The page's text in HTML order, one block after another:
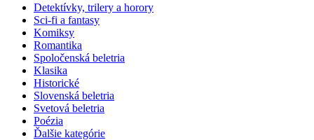
Detektívky, trilery a horory
Sci-fi a fantasy
Komiksy
Romantika
Spoločenská beletria
Klasika
Historické
Slovenská beletria
Svetová beletria
Poézia
Ďalšie kategórie